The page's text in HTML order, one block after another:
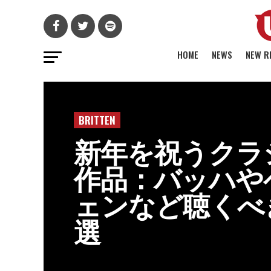
HOME NEWS NEW
BRITTEN
新年を祝うク
作品：バッハ
ェンなど聴く
選